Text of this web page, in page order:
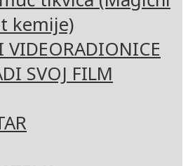
kemije)
VIDEORADIONICE
SVOJ FILM